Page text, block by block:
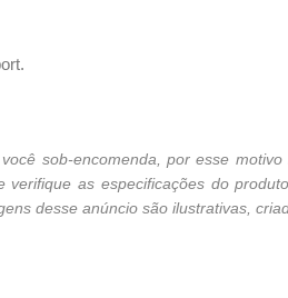
sob-encomenda, por esse
as especificações do
desse anúncio são ilustrativas,